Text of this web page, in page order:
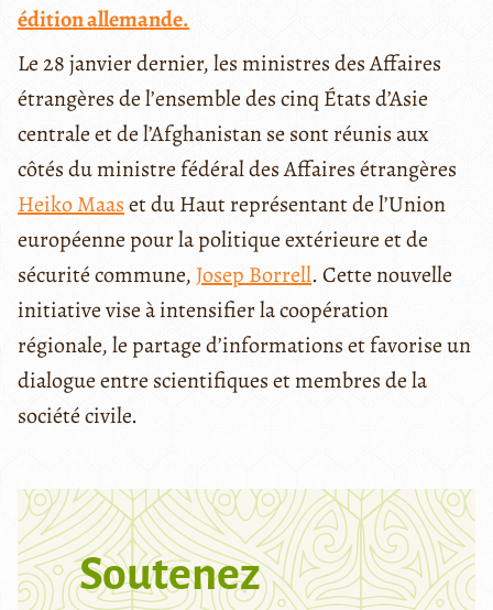
édition allemande.
Le 28 janvier dernier, les ministres des Affaires
étrangères de l’ensemble des cinq États d’Asie
centrale et de l’Afghanistan se sont réunis aux
côtés du ministre fédéral des Affaires étrangères
Heiko Maaset du Haut représentant de l’Union
européenne pour la politique extérieure et de
sécurité commune, Josep Borrell. Cette nouvelle
initiative vise à intensifier la coopération
régionale, le partage d’informations et favorise un
dialogue entre scientifiques et membres de la
société civile.
Soutenez